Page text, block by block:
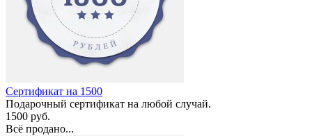
Сертификат на 1500
Подарочный сертификат на любой случай.
1500 руб.
Всё продано...